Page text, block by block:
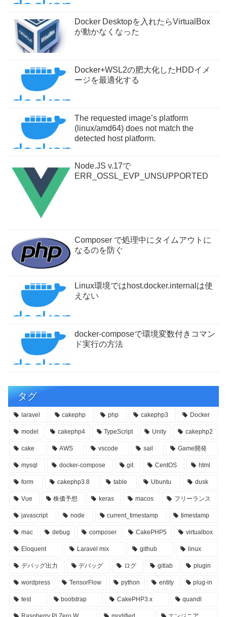
Docker Desktopを入れたらVirtualBox
が動かなくなった
Docker+WSL2の肥大化したHDDイメ
ージを最適化する
The requested image’s platform
(linux/amd64) does not match the
detected host platform.
Node.JS v.17で
ERR_OSSL_EVP_UNSUPPORTED
Composer で処理中にタイムアウトに
なるのを防ぐ
Linux環境ではhost.docker.internalは使
えない
docker-composeで環境変数付きコマン
ド実行の方法
タグ
laravel cakephp php cakephp3 Docker
model cakephp4 TypeScript Unity cakephp2
cake AWS vscode sail Game開発
mysql docker-compose git CentOS html
form cakephp3.8 table Ubuntu dusk
Vue 株価予想 keras macos フリーランス
javascript node current_timestamp timestamp
mac debug composer CakePHP5 virtualbox
Eloquent Laravel mix github linux
デバッグ出力 デバッグ ログ gitlab plugin
wordpress TensorFlow python entity plug-in
test bootstrap CakePHP3.x quandl